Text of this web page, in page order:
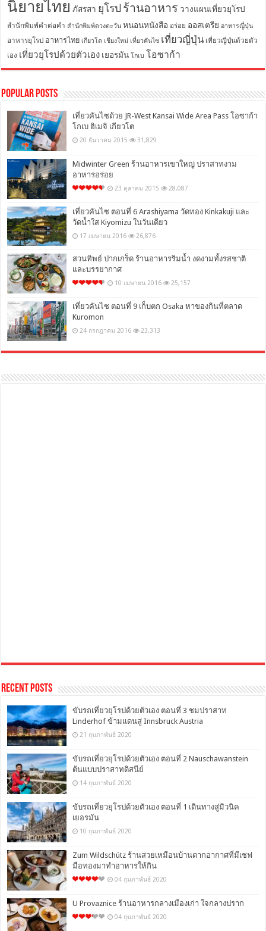
นิยายไทย ภัสรสา ยุโรป ร้านอาหาร วางแผนเที่ยวยุโรป
สำนักพิมพ์คำต่อคำ สำนักพิมพ์ดวงตะวัน หนอนหนังสือ อร่อย ออสเตรีย อาหารญี่ปุ่น
อาหารยุโรป อาหารไทย เกียวโต เชียงใหม่ เที่ยวคันไซ เที่ยวญี่ปุ่น เที่ยวญี่ปุ่นด้วยตัว
เอง เที่ยวยุโรปด้วยตัวเอง เยอรมัน โกเบ โอซาก้า
Popular Posts
เที่ยวคันไซด้วย JR-West Kansai Wide Area Pass โอซาก้า
โกเบ ฮิเมจิ เกียวโต
20 ธันวาคม 2015 31,829
Midwinter Green ร้านอาหารเขาใหญ่ ปราสาทงาม
อาหารอร่อย
23 ตุลาคม 2015 28,087
เที่ยวคันไซ ตอนที่ 6 Arashiyama วัดทอง Kinkakuji และ
วัดน้ำใส Kiyomizu ในวันเดียว
17 เมษายน 2016 26,876
สวนทิพย์ ปากเกร็ด ร้านอาหารริมน้ำ งดงามทั้งรสชาติ
และบรรยากาศ
10 เมษายน 2016 25,157
เที่ยวคันไซ ตอนที่ 9 เก็บตก Osaka หาของกินที่ตลาด
Kuromon
24 กรกฎาคม 2016 23,313
Recent Posts
ขับรถเที่ยวยุโรปด้วยตัวเอง ตอนที่ 3 ชมปราสาท
Linderhof ข้ามแดนสู่ Innsbruck Austria
21 กุมภาพันธ์ 2020
ขับรถเที่ยวยุโรปด้วยตัวเอง ตอนที่ 2 Nauschawanstein
ต้นแบบปราสาทดิสนีย์
14 กุมภาพันธ์ 2020
ขับรถเที่ยวยุโรปด้วยตัวเอง ตอนที่ 1 เดินทางสู่มิวนิค
เยอรมัน
10 กุมภาพันธ์ 2020
Zum Wildschütz ร้านสวยเหมือนบ้านตากอากาศที่มีเชฟ
มือทองมาทำอาหารให้กิน
04 กุมภาพันธ์ 2020
U Provaznice ร้านอาหารกลางเมืองเก่า ใจกลางปราก
04 กุมภาพันธ์ 2020